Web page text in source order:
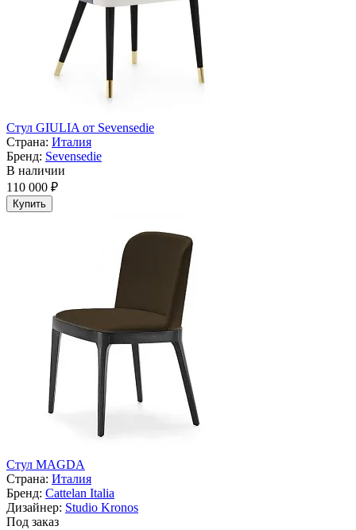
Стул GIULIA от Sevensedie
Страна: Италия
Бренд: Sevensedie
В наличии
110 000 ₽
Купить
Стул MAGDA
Страна: Италия
Бренд: Cattelan Italia
Дизайнер: Studio Kronos
Под заказ